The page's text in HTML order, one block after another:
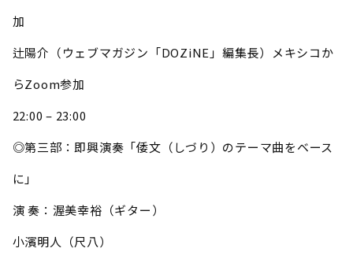
加
辻陽介（ウェブマガジン「DOZiNE」編集長）メキシコか
らZoom参加
22:00 – 23:00
◎第三部：即興演奏「倭文（しづり）のテーマ曲をベース
に」
演 奏：渥美幸裕（ギター）
小濱明人（尺八）